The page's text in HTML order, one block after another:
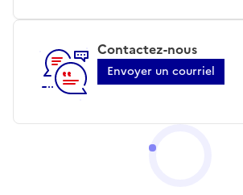
Contactez-nous
Envoyer un courriel